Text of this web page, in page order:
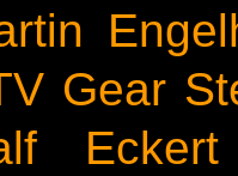
Gear
Eckert